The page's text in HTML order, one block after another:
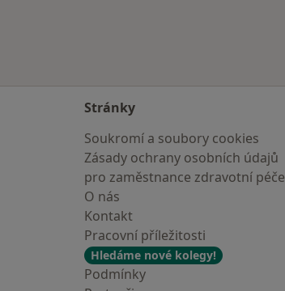
Stránky
Soukromí a soubory cookies
Zásady ochrany osobních údajů
pro zaměstnance zdravotní péče
O nás
Kontakt
Pracovní příležitosti
Hledáme nové kolegy!
Podmínky